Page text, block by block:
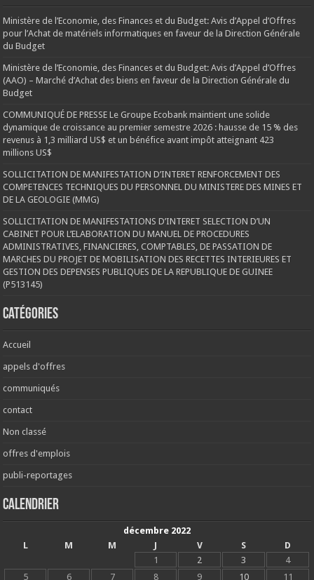
Ministère de l’Economie, des Finances et du Budget: Avis d’Appel d’Offres
pour l’Achat de matériels informatiques en faveur de la Direction Générale
du Budget
Ministère de l’Economie, des Finances et du Budget: Avis d’Appel d’Offres
(AAO) – Marché d’Achat des biens en faveur de la Direction Générale du
Budget
COMMUNIQUÉ DE PRESSE Le Groupe Ecobank maintient une solide
dynamique de croissance au premier semestre 2026 : hausse de 15 % des
revenus à 1,3 milliard US$ et un bénéfice avant impôt atteignant 423
millions US$
SOLLICITATION DE MANIFESTATION D’INTERET RENFORCEMENT DES
COMPETENCES TECHNIQUES DU PERSONNEL DU MINISTERE DES MINES ET
DE LA GEOLOGIE (MMG)
SOLLICITATION DE MANIFESTATIONS D’INTERET SELECTION D’UN
CABINET POUR L’ELABORATION DU MANUEL DE PROCEDURES
ADMINISTRATIVES, FINANCIERES, COMPTABLES, DE PASSATION DE
MARCHES DU PROJET DE MOBILISATION DES RECETTES INTERIEURES ET
GESTION DES DEPENSES PUBLIQUES DE LA REPUBLIQUE DE GUINEE
(P513145)
Catégories
Accueil
appels d'offres
communiqués
contact
Non classé
offres d'emplois
publi-reportages
Calendrier
décembre 2022
L
M M J V S
D
1
2 3
4
5
6 7 8 9 10 11